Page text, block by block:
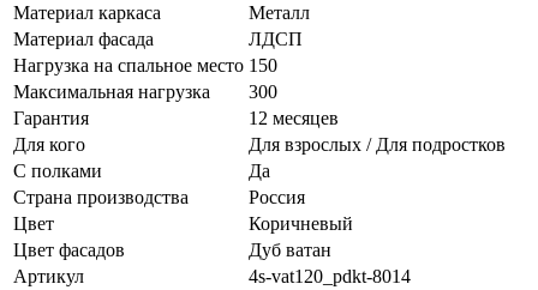
Материал каркаса
Металл
Материал фасада
ЛДСП
Нагрузка на спальное место 150
Максимальная нагрузка
300
Гарантия
12 месяцев
Для кого
Для взрослых / Для подростков
С полками
Да
Страна производства
Россия
Цвет
Коричневый
Цвет фасадов
Дуб ватан
Артикул
4s-vat120_pdkt-8014